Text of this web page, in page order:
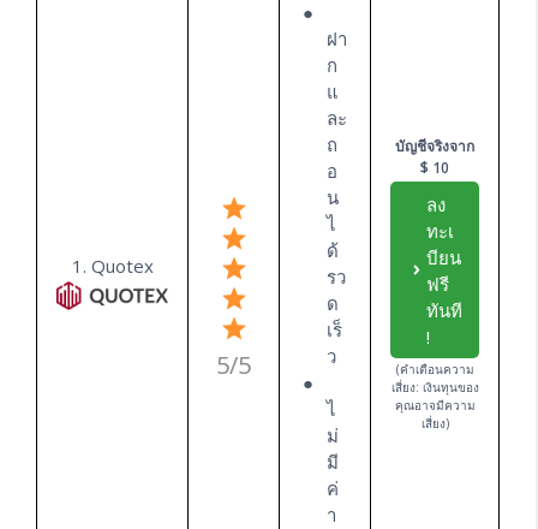
1. Quotex
5/5
ฝา
ก
แ
ละ
ถ
อ
น
ไ
ด้
รว
ด
เร็
ว
ไ
ม่
มี
ค่
า
บัญชีจริงจาก
$ 10
ลง
ทะเ
บียน
ฟรี
ทันที
!
(คำเตือนความ
เสี่ยง: เงินทุนของ
คุณอาจมีความ
เสี่ยง)